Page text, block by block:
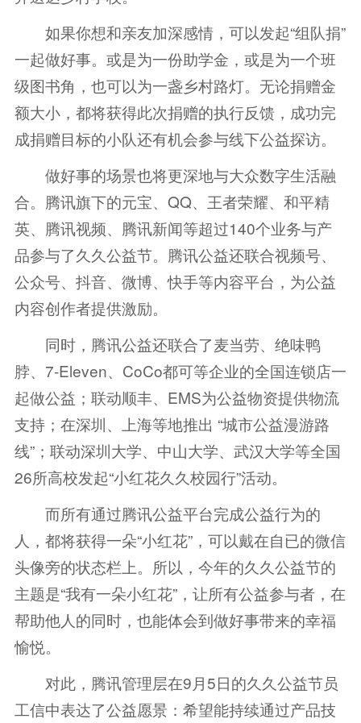
如果你想和亲友加深感情，可以发起“组队捐”
一起做好事。或是为一份助学金，或是为一个班
级图书角，也可以为一盏乡村路灯。无论捐赠金
额大小，都将获得此次捐赠的执行反馈，成功完
成捐赠目标的小队还有机会参与线下公益探访。
做好事的场景也将更深地与大众数字生活融
合。腾讯旗下的元宝、QQ、王者荣耀、和平精
英、腾讯视频、腾讯新闻等超过140个业务与产
品参与了久久公益节。腾讯公益还联合视频号、
公众号、抖音、微博、快手等内容平台，为公益
内容创作者提供激励。
同时，腾讯公益还联合了麦当劳、绝味鸭
脖、7-Eleven、CoCo都可等企业的全国连锁店一
起做公益；联动顺丰、EMS为公益物资提供物流
支持；在深圳、上海等地推出 “城市公益漫游路
线”；联动深圳大学、中山大学、武汉大学等全国
26所高校发起“小红花久久校园行”活动。
而所有通过腾讯公益平台完成公益行为的
人，都将获得一朵“小红花”，可以戴在自已的微信
头像旁的状态栏上。所以，今年的久久公益节的
主题是“我有一朵小红花”，让所有公益参与者，在
帮助他人的同时，也能体会到做好事带来的幸福
愉悦。
对此，腾讯管理层在9月5日的久久公益节员
工信中表达了公益愿景：希望能持续通过产品技